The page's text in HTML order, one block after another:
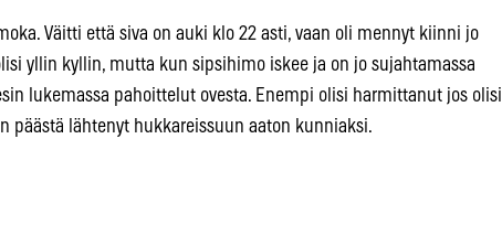
Väitti että siva on auki klo 22 asti, vaan oli mennyt kiinni jo
yllin kyllin, mutta kun sipsihimo iskee ja on jo sujahtamassa
lukemassa pahoittelut ovesta. Enempi olisi harmittanut jos olisi
päästä lähtenyt hukkareissuun aaton kunniaksi.